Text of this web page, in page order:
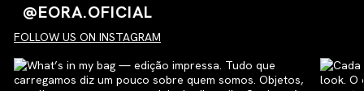
@EORA.OFICIAL
FOLLOW US ON INSTAGRAM